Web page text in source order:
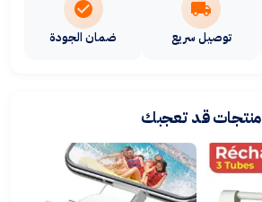
توصيل سريع ضمان الجودة
منتجات قد تعجبك